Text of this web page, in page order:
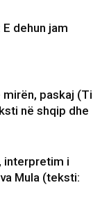
dehun jam
mirën, paskaj (Ti
në shqip dhe
interpretim i
Mula (teksti: